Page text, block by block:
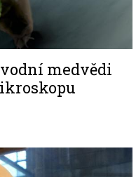
medvědi